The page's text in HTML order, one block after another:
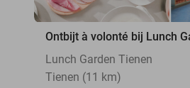
Ontbijt à volonté bij Lunch
Lunch Garden Tienen
Tienen (11 km)